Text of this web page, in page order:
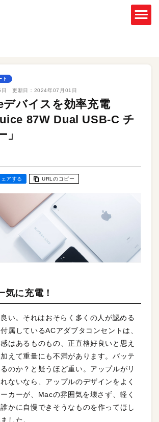
ト
更新日： 2024年07月01日
バイスを効率充電
87W Dual USB-C チ
」
ェアする URLのコピー
気に充電！
い。それはおそらく多くの人が認める
属しているACアダブタコンセントは、
はあるものもの、正直格好良いと思え
えて重量にも不満があります。バッテ
のか？と疑うほど重い。アップルがリ
ないなら、アップルのデザインをよく
カーが、Macの雰囲気を壊さず、軽く
かに自慢できそうなものを作ってほし
した。